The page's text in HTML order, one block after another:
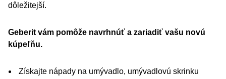
dôležitejší.
Geberit vám pomôže navrhnúť a zariadiť vašu novú
kúpeľňu.
Získajte nápady na umývadlo, umývadlovú skrinku